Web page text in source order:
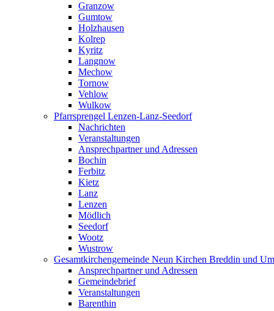
Granzow
Gumtow
Holzhausen
Kolrep
Kyritz
Langnow
Mechow
Tornow
Vehlow
Wulkow
Pfarrsprengel Lenzen-Lanz-Seedorf
Nachrichten
Veranstaltungen
Ansprechpartner und Adressen
Bochin
Ferbitz
Kietz
Lanz
Lenzen
Mödlich
Seedorf
Wootz
Wustrow
Gesamtkirchengemeinde Neun Kirchen Breddin und
Ansprechpartner und Adressen
Gemeindebrief
Veranstaltungen
Barenthin